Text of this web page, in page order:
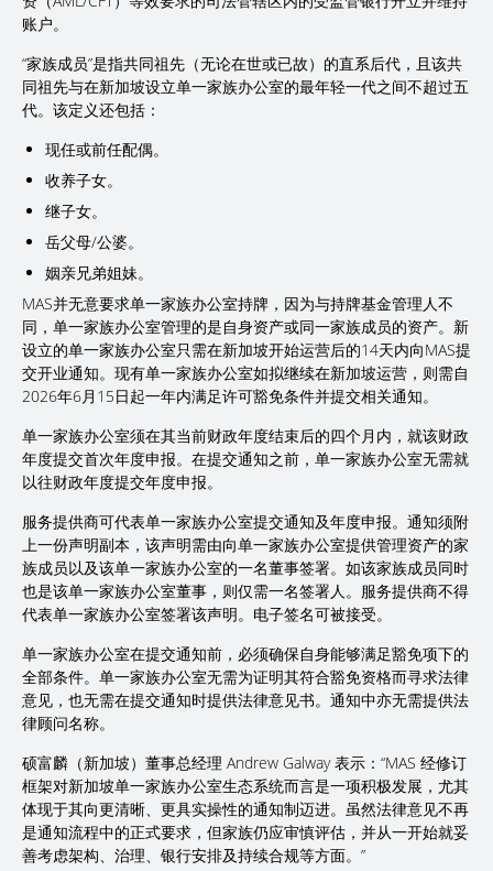
账户。
“家族成员”是指共同祖先（无论在世或已故）的直系后代，且该共
同祖先与在新加坡设立单一家族办公室的最年轻一代之间不超过五
代。该定义还包括：
现任或前任配偶。
收养子女。
继子女。
岳父母/公婆。
姻亲兄弟姐妹。
MAS并无意要求单一家族办公室持牌，因为与持牌基金管理人不
同，单一家族办公室管理的是自身资产或同一家族成员的资产。新
设立的单一家族办公室只需在新加坡开始运营后的14天内向MAS提
交开业通知。现有单一家族办公室如拟继续在新加坡运营，则需自
2026年6月15日起一年内满足许可豁免条件并提交相关通知。
单一家族办公室须在其当前财政年度结束后的四个月内，就该财政
年度提交首次年度申报。在提交通知之前，单一家族办公室无需就
以往财政年度提交年度申报。
服务提供商可代表单一家族办公室提交通知及年度申报。通知须附
上一份声明副本，该声明需由向单一家族办公室提供管理资产的家
族成员以及该单一家族办公室的一名董事签署。如该家族成员同时
也是该单一家族办公室董事，则仅需一名签署人。服务提供商不得
代表单一家族办公室签署该声明。电子签名可被接受。
单一家族办公室在提交通知前，必须确保自身能够满足豁免项下的
全部条件。单一家族办公室无需为证明其符合豁免资格而寻求法律
意见，也无需在提交通知时提供法律意见书。通知中亦无需提供法
律顾问名称。
硕富麟（新加坡）董事总经理 Andrew Galway 表示：“MAS 经修订
框架对新加坡单一家族办公室生态系统而言是一项积极发展，尤其
体现于其向更清晰、更具实操性的通知制迈进。虽然法律意见不再
是通知流程中的正式要求，但家族仍应审慎评估，并从一开始就妥
善考虑架构、治理、银行安排及持续合规等方面。”